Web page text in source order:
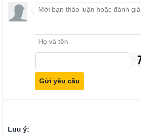
Luu ý: